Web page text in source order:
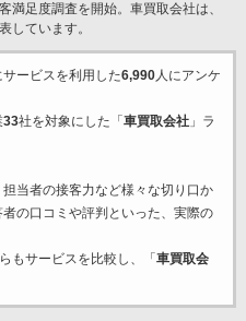
満足度調査を開始。車買取会社は、
しています。
ービスを利用した6,990人にアンケ
33社を対象にした「 車買取会社」ラ
当者の接客力など様々な切り口か
の口コミや評判といった、実際の
もサービスを比較し、「 車買取会